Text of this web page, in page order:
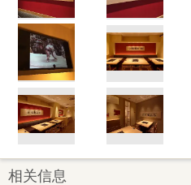
相关信息